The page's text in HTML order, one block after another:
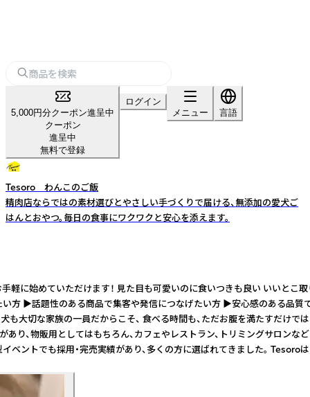
5,000円分クーポン進呈中
クーポン
進呈中
無料で登録
ログイン
メニュー
言語
Tesoro わんこのご飯
精肉店ならではの素材選びとやさしい手づくりで届ける、無添加の愛犬ご
はんとおやつ。毎日の食事にワクワクと安心を添えます。
手軽に始めていただけます！ 見た目も可愛いのに食いつきも良
▶︎話題性のある商品で集客や発信につなげたい方 ▶︎安心感の
切な家族の一員だからこそ、 食べる時間も、ただお腹を満たす
、物販用としてはもちろん、カフェやレストラン、トリミング
でも採用・完売実績があり、多くの方に選ばれてきました。